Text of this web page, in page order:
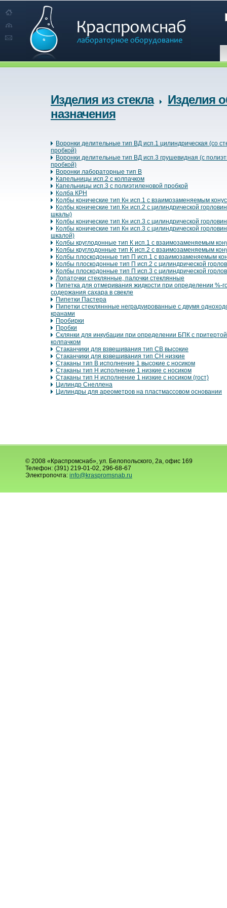
Изделия из стекла
Изделия
назначения
Воронки делительные тип ВД исп.1 цилиндрическая (со
пробкой)
Воронки делительные тип ВД исп.3 грушевидная (с
пробкой)
Воронки лабораторные тип В
Капельницы исп.2 с колпачком
Капельницы исп.3 с полиэтиленовой пробкой
Колба КРН
Колбы конические тип Кн исп.1 с взаимозаменяемым
Колбы конические тип Кн исп.2 с цилиндрической
шкалы)
Колбы конические тип Кн исп.3 с цилиндрической
Колбы конические тип Кн исп.3 с цилиндрической
шкалой)
Колбы круглодонные тип К исп.1 с взаимозаменяемым
Колбы круглодонные тип К исп.2 с взаимозаменяемым
Колбы плоскодонные тип П исп.1 с взаимозаменяемым
Колбы плоскодонные тип П исп.2 с цилиндрической
Колбы плоскодонные тип П исп.3 с цилиндрической
Лопаточки стеклянные, палочки стеклянные
Пипетка для отмеривания жидкости при определении %-
содержания сахара в свекле
Пипетки Пастера
Пипетки стекляннные неградуированные с двумя
кранами
Пробирки
Пробки
Склянки для инкубации при определении БПК с
колпачком
Стаканчики для взвешивания тип СВ высокие
Стаканчики для взвешивания тип СН низкие
Стаканы тип В исполнение 1 высокие с носиком
Стаканы тип Н исполнение 1 низкие с носиком
Стаканы тип Н исполнение 1 низкие с носиком (гост)
Цилиндр Снеллена
Цилиндры для ареометров на пластмассовом основании
© 2008 «Краспромснаб», ул. Белопольского, 2а, офис 169
Телефон: (391) 219-01-02, 296-68-67
Электропочта: info@kraspromsnab.ru